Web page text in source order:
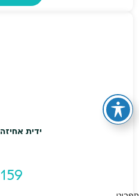
ידית אחיזה 30 ס"מ
159